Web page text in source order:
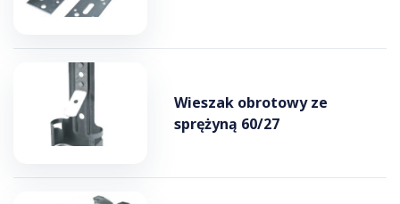
Wieszak obrotowy ze
sprężyną 60/27